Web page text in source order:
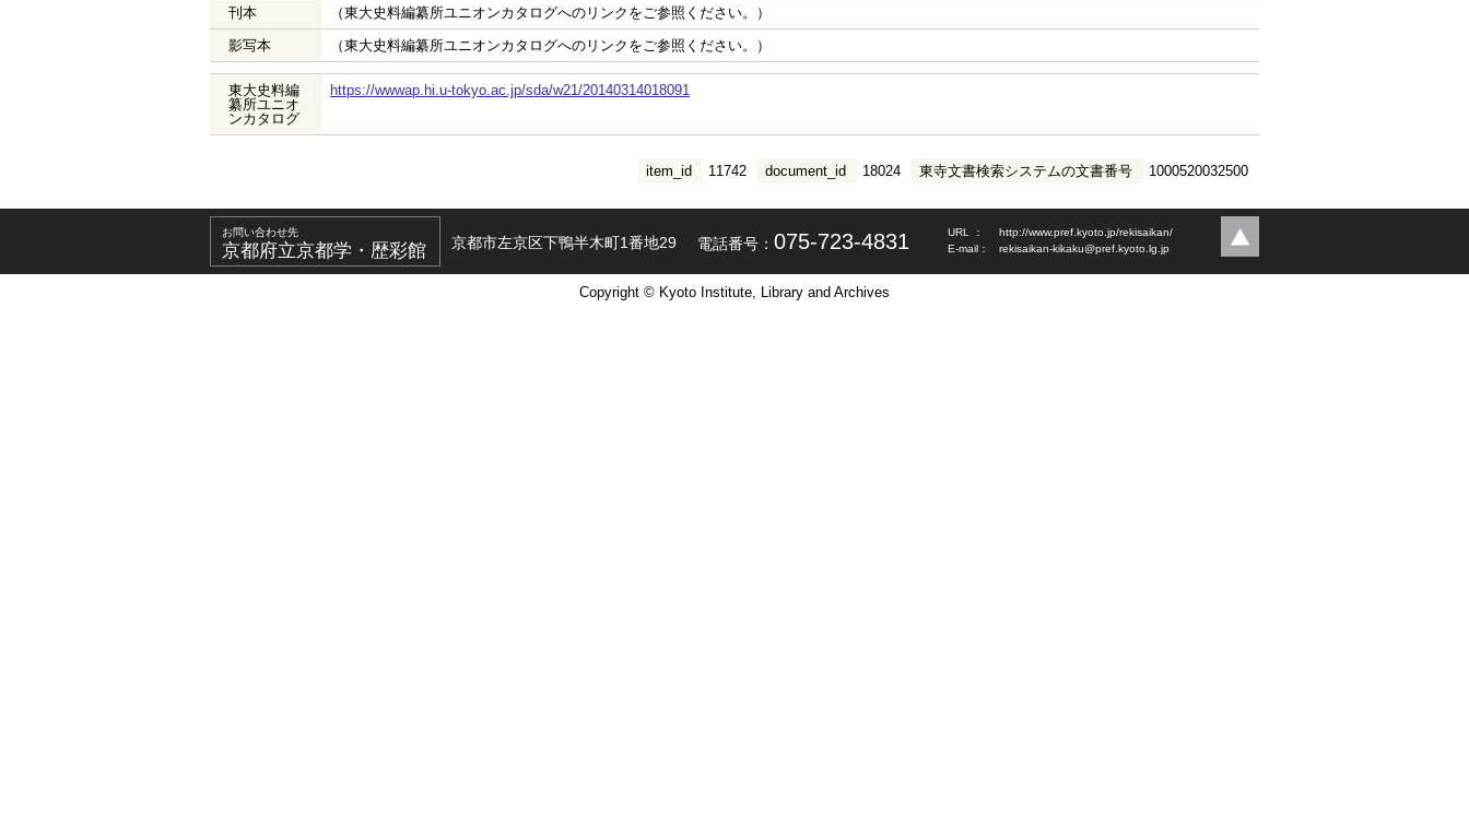
刊本
（東大史料編纂所ユニオンカタログへのリンクをご参照ください。）
影写本
（東大史料編纂所ユニオンカタログへのリンクをご参照ください。）
東大史料編
纂所ユニオ
ンカタログ
https://wwwap.hi.u-tokyo.ac.jp/sda/w21/20140314018091
東寺文書検索システムの文書番号 1000520032500
document_id 18024
item_id 11742
お問い合わせ先
京都府立京都学・歴彩館 京都市左京区下鴨半木町1番地29 電話番号： 075-723-4831 URL ：
http://www.pref.kyoto.jp/rekisaikan/
E-mail：
rekisaikan-kikaku@pref.kyoto.lg.jp
Copyright © Kyoto Institute, Library and Archives